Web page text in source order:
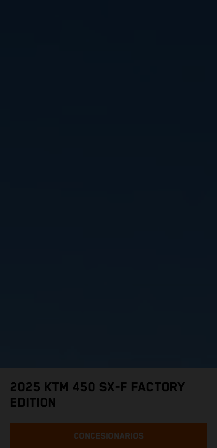
2025 KTM 450 SX-F FACTORY
EDITION
CONCESIONARIOS